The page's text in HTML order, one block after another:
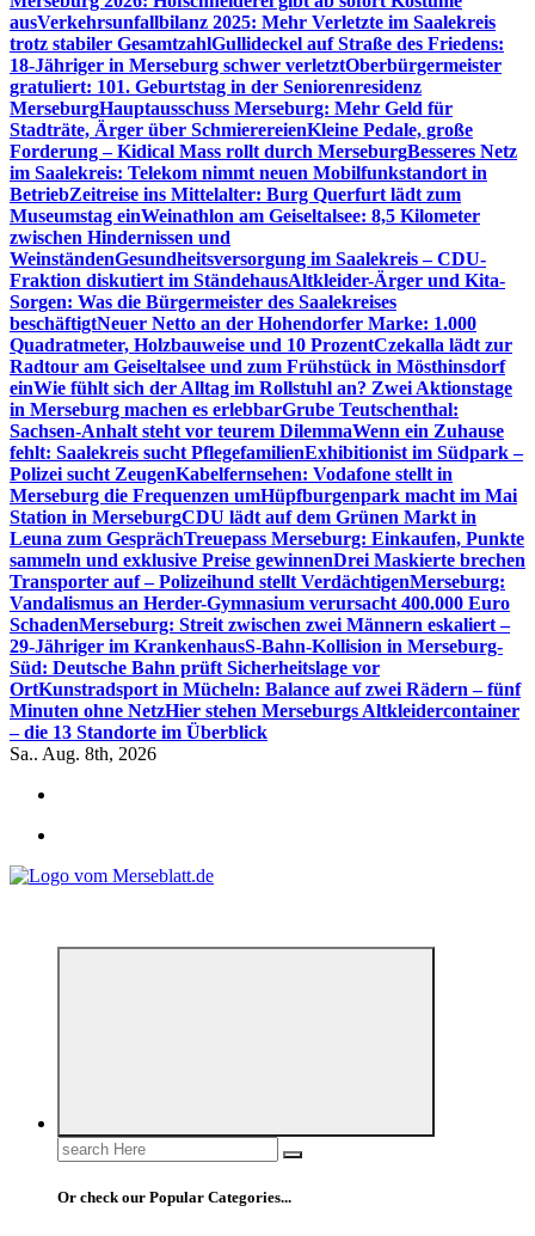
ausVerkehrsunfallbilanz 2025: Mehr Verletzte im Saalekreis
trotz stabiler GesamtzahlGullideckel auf Straße des Friedens:
18-Jähriger in Merseburg schwer verletztOberbürgermeister
gratuliert: 101. Geburtstag in der Seniorenresidenz
MerseburgHauptausschuss Merseburg: Mehr Geld für
Stadträte, Ärger über SchmierereienKleine Pedale, große
Forderung – Kidical Mass rollt durch MerseburgBesseres Netz
im Saalekreis: Telekom nimmt neuen Mobilfunkstandort in
BetriebZeitreise ins Mittelalter: Burg Querfurt lädt zum
Museumstag einWeinathlon am Geiseltalsee: 8,5 Kilometer
zwischen Hindernissen und
WeinständenGesundheitsversorgung im Saalekreis – CDU-
Fraktion diskutiert im StändehausAltkleider-Ärger und Kita-
Sorgen: Was die Bürgermeister des Saalekreises
beschäftigtNeuer Netto an der Hohendorfer Marke: 1.000
Quadratmeter, Holzbauweise und 10 ProzentCzekalla lädt zur
Radtour am Geiseltalsee und zum Frühstück in Mösthinsdorf
einWie fühlt sich der Alltag im Rollstuhl an? Zwei Aktionstage
in Merseburg machen es erlebbarGrube Teutschenthal:
Sachsen-Anhalt steht vor teurem DilemmaWenn ein Zuhause
fehlt: Saalekreis sucht PflegefamilienExhibitionist im Südpark –
Polizei sucht ZeugenKabelfernsehen: Vodafone stellt in
Merseburg die Frequenzen umHüpfburgenpark macht im Mai
Station in MerseburgCDU lädt auf dem Grünen Markt in
Leuna zum GesprächTreuepass Merseburg: Einkaufen, Punkte
sammeln und exklusive Preise gewinnenDrei Maskierte brechen
Transporter auf – Polizeihund stellt VerdächtigenMerseburg:
Vandalismus an Herder-Gymnasium verursacht 400.000 Euro
SchadenMerseburg: Streit zwischen zwei Männern eskaliert –
29-Jähriger im KrankenhausS-Bahn-Kollision in Merseburg-
Süd: Deutsche Bahn prüft Sicherheitslage vor
OrtKunstradsport in Mücheln: Balance auf zwei Rädern – fünf
Minuten ohne NetzHier stehen Merseburgs Altkleidercontainer
– die 13 Standorte im Überblick
Sa.. Aug. 8th, 2026
Search
for:
Or check our Popular Categories...